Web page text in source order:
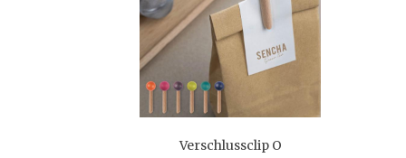
Verschlussclip O